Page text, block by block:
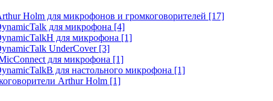
Holm для микрофонов и громкоговорителей [17]
для микрофона [4]
для микрофона [1]
UnderCover [3]
для микрофона [1]
для настольного микрофона [1]
Arthur Holm [1]